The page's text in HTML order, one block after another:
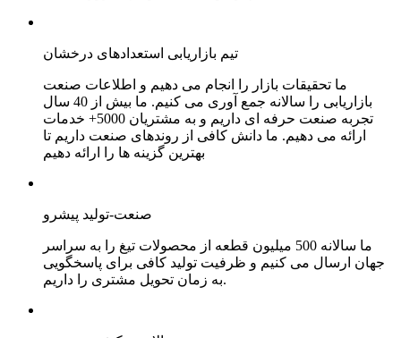
تیم بازاریابی استعدادهای درخشان
ما تحقیقات بازار را انجام می دهیم و اطلاعات صنعت
بازاریابی را سالانه جمع آوری می کنیم. ما بیش از 40 سال
تجربه صنعت حرفه ای داریم و به مشتریان 5000+ خدمات
ارائه می دهیم. ما دانش کافی از روندهای صنعت داریم تا
بهترین گزینه ها را ارائه دهیم
صنعت-تولید پیشرو
ما سالانه 500 میلیون قطعه از محصولات تیغ را به سراسر
جهان ارسال می کنیم و ظرفیت تولید کافی برای پاسخگویی
به زمان تحویل مشتری را داریم.